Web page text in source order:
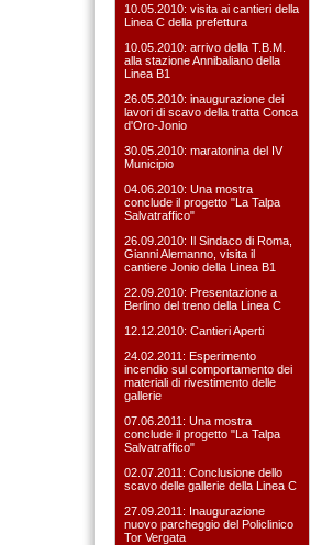
10.05.2010: visita ai cantieri della
Linea C della prefettura
10.05.2010: arrivo della T.B.M.
alla stazione Annibaliano della
Linea B1
26.05.2010: inaugurazione dei
lavori di scavo della tratta Conca
d'Oro-Jonio
30.05.2010: maratonina del IV
Municipio
04.06.2010: Una mostra
conclude il progetto "La Talpa
Salvatraffico"
26.09.2010: Il Sindaco di Roma,
Gianni Alemanno, visita il
cantiere Jonio della Linea B1
22.09.2010: Presentazione a
Berlino del treno della Linea C
12.12.2010: Cantieri Aperti
24.02.2011: Esperimento
incendio sul comportamento dei
materiali di rivestimento delle
gallerie
07.06.2011: Una mostra
conclude il progetto "La Talpa
Salvatraffico"
02.07.2011: Conclusione dello
scavo delle gallerie della Linea C
27.09.2011: Inaugurazione
nuovo parcheggio del Policlinico
Tor Vergata